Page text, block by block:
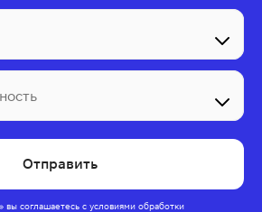
Отправить
вы соглашаетесь с условиями обработки